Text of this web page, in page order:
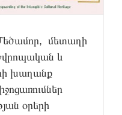
մետաղի
և
խաղանք
օրերի